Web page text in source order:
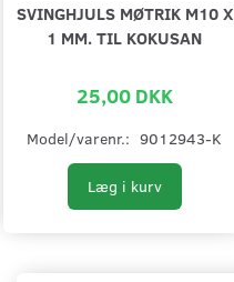
SVINGHJULS MØTRIK M10 X
1 MM. TIL KOKUSAN
25,00 DKK
Model/varenr.: 9012943-K
Læg i kurv